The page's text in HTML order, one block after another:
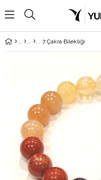
7 Çakra Bilekliği